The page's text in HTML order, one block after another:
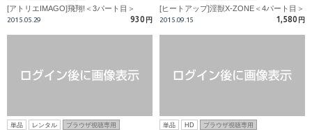
[アトリエIMAGO]飛翔!＜3パート目＞
2015.05.29 930 円
[ヒートアップ]淫獣X-ZONE＜4パート目＞
2015.09.15 1,580 円
単品 レンタル ブラウザ視聴専用 単品 HD ブラウザ視聴専用